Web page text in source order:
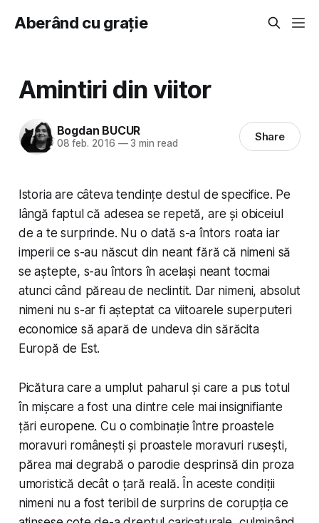
Aberând cu grație
Amintiri din viitor
Bogdan BUCUR
08 feb. 2016 —3 min read Share
Istoria are câteva tendințe destul de specifice. Pe
lângă faptul că adesea se repetă, are și obiceiul
de a te surprinde. Nu o dată s-a întors roata iar
imperii ce s-au născut din neant fără că nimeni să
se aștepte, s-au întors în același neant tocmai
atunci când păreau de neclintit. Dar nimeni, absolut
nimeni nu s-ar fi așteptat ca viitoarele superputeri
economice să apară de undeva din sărăcita
Europă de Est.
Picătura care a umplut paharul și care a pus totul
în mișcare a fost una dintre cele mai insignifiante
țări europene. Cu o combinație între proastele
moravuri românești și proastele moravuri rusești,
părea mai degrabă o parodie desprinsă din proza
umoristică decât o țară reală. În aceste condiții
nimeni nu a fost teribil de surprins de corupția ce